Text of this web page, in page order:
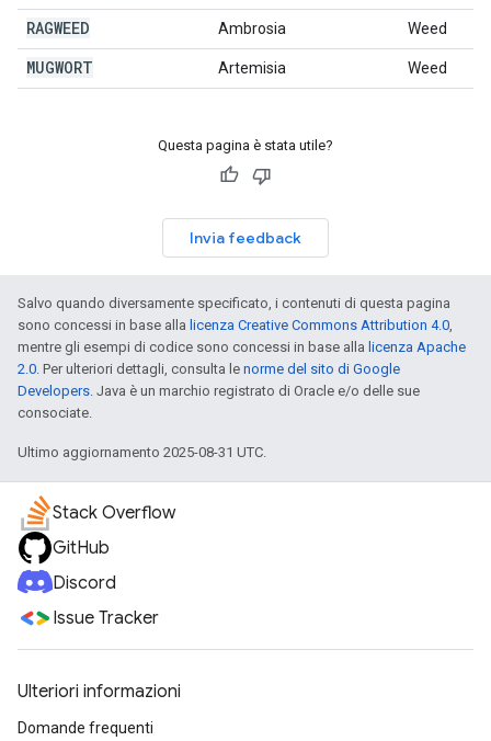
RAGWEED Ambrosia Weed
MUGWORT Artemisia Weed
Questa pagina è stata utile?
Invia feedback
Salvo quando diversamente specificato, i contenuti di questa pagina
sono concessi in base alla licenza Creative Commons Attribution 4.0,
mentre gli esempi di codice sono concessi in base alla licenza Apache
2.0. Per ulteriori dettagli, consulta le norme del sito di Google
Developers. Java è un marchio registrato di Oracle e/o delle sue
consociate.
Ultimo aggiornamento 2025-08-31 UTC.
Stack Overflow
GitHub
Discord
Issue Tracker
Ulteriori informazioni
Domande frequenti